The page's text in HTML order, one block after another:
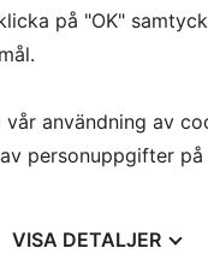
helt utan
glömma
på "OK"
vår användning av
personuppgifter på
VISA DETALJER